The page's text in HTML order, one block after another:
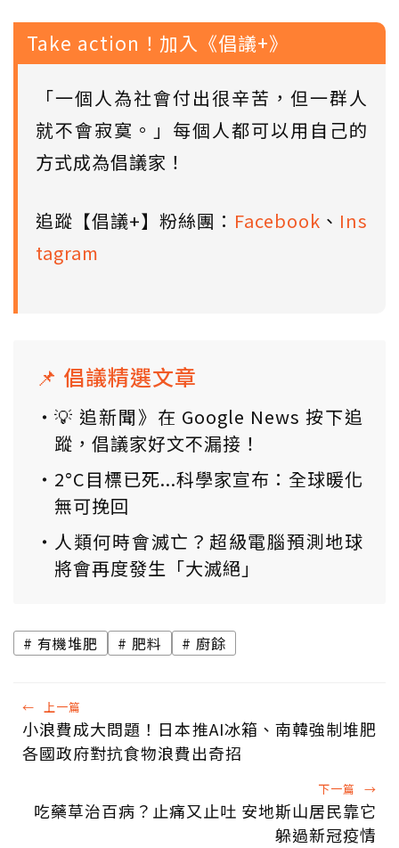
Take action！加入《倡議+》
「一個人為社會付出很辛苦，但一群人
就不會寂寞。」每個人都可以用自己的
方式成為倡議家！
追蹤【倡議+】粉絲團： Facebook 、 Ins
tagram
📌 倡議精選文章
💡 追新聞》在 Google News 按下追
蹤，倡議家好文不漏接！
2°C目標已死...科學家宣布：全球暖化
無可挽回
人類何時會滅亡？超級電腦預測地球
將會再度發生「大滅絕」
有機堆肥 肥料 廚餘
← 上一篇
小浪費成大問題！日本推AI冰箱、南韓強制堆肥
各國政府對抗食物浪費出奇招
下一篇 →
吃藥草治百病？止痛又止吐 安地斯山居民靠它
躲過新冠疫情